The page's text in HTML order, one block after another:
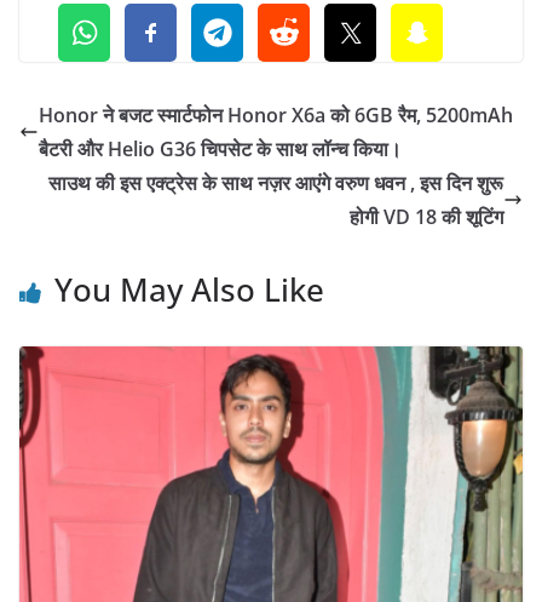
Honor ने बजट स्मार्टफोन Honor X6a को 6GB रैम, 5200mAh
बैटरी और Helio G36 चिपसेट के साथ लॉन्च किया।
साउथ की इस एक्ट्रेस के साथ नज़र आएंगे वरुण धवन , इस दिन शुरू
होगी VD 18 की शूटिंग
You May Also Like